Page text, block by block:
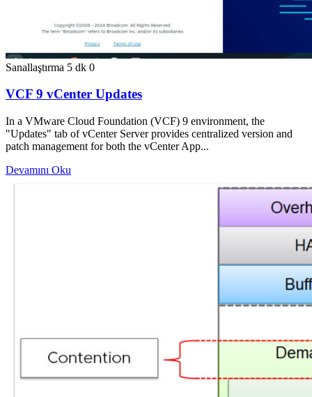
Sanallaştırma 5 dk 0
VCF 9 vCenter Updates
In a VMware Cloud Foundation (VCF) 9 environment, the
"Updates" tab of vCenter Server provides centralized version and
patch management for both the vCenter App...
Devamını Oku